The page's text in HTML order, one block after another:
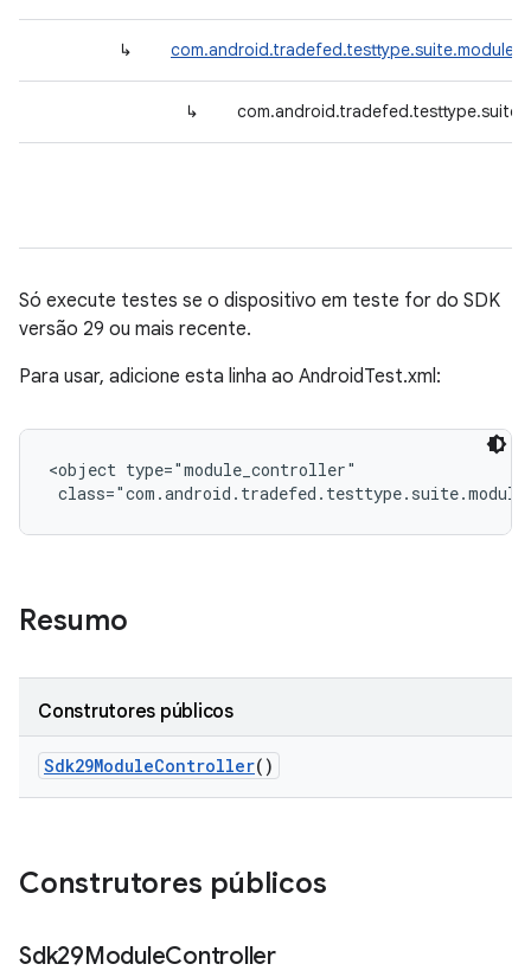
↳
↳
Só execute testes se o dispositivo em teste for do SDK
versão 29 ou mais recente.
Para usar, adicione esta linha ao AndroidTest.xml:
<object type="module_controller"
Resumo
Construtores públicos
Sdk29ModuleController()
Construtores públicos
Sdk29ModuleController